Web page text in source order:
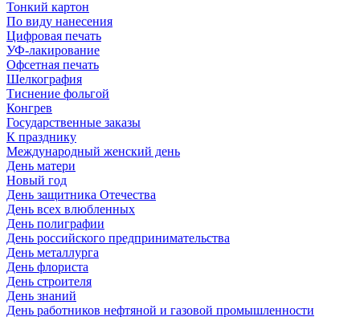
Тонкий картон
По виду нанесения
Цифровая печать
УФ-лакирование
Офсетная печать
Шелкография
Тиснение фольгой
Конгрев
Государственные заказы
К празднику
Международный женский день
День матери
Новый год
День защитника Отечества
День всех влюбленных
День полиграфии
День российского предпринимательства
День металлурга
День флориста
День строителя
День знаний
День работников нефтяной и газовой промышленности